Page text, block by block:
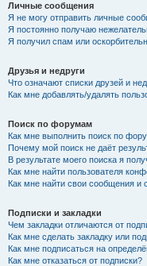
Личные сообщения
Я не могу отправить личные
Я постоянно получаю
Я получил спам или
Друзья и недруги
Что означают списки друзей и
Как мне добавлять/удалять
Поиск по форумам
Как мне выполнить поиск по
Почему мой поиск не даёт
В результате моего поиска я
Как мне найти пользователя
Как мне найти свои сообщения
Подписки и закладки
Чем закладки отличаются от
Как мне сделать закладку или
Как мне подписаться на
Как мне отказаться от подписки?